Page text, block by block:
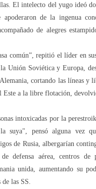
El intelecto del yugo ideó
apoderaron de la ingenua
de alegres
común”, repitió el líder en
Unión Soviética y Europa,
cortando las líneas y
Este a la libre flotación,
intoxicadas por la
suya", pensó alguna vez
de Rusia, albergarían
defensa aérea, centros de
unida, aumentando su
las SS.